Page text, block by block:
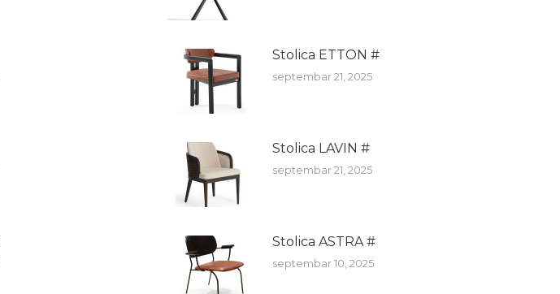
Stolica ETTON #
septembar 21, 2025
Stolica LAVIN #
septembar 21, 2025
Stolica ASTRA #
septembar 10, 2025